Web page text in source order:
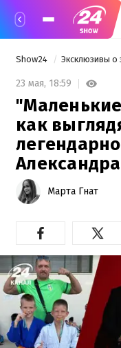
Show24 Эксклюзивы о
23 мая, 18:59
как
Марта Гнат